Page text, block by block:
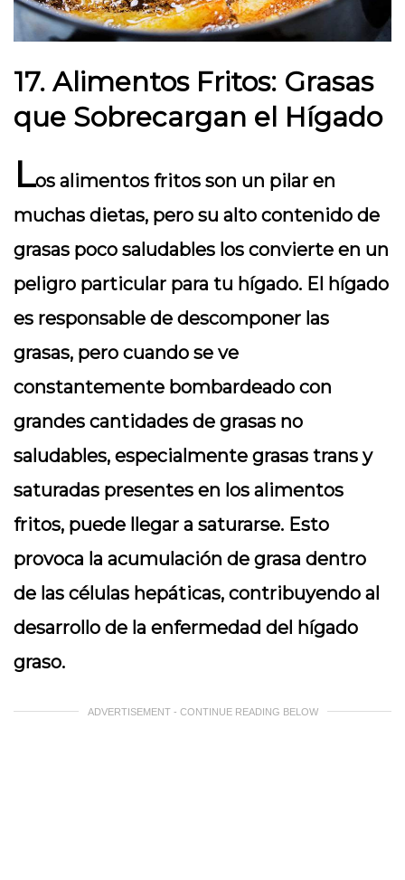
17. Alimentos Fritos: Grasas
que Sobrecargan el Hígado
Los alimentos fritos son un pilar en
muchas dietas, pero su alto contenido de
grasas poco saludables los convierte en un
peligro particular para tu hígado. El hígado
es responsable de descomponer las
grasas, pero cuando se ve
constantemente bombardeado con
grandes cantidades de grasas no
saludables, especialmente grasas trans y
saturadas presentes en los alimentos
fritos, puede llegar a saturarse. Esto
provoca la acumulación de grasa dentro
de las células hepáticas, contribuyendo al
desarrollo de la enfermedad del hígado
graso.
ADVERTISEMENT - CONTINUE READING BELOW